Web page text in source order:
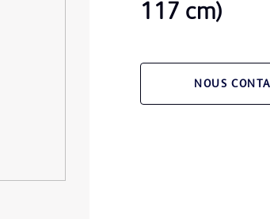
117 cm)
NOUS